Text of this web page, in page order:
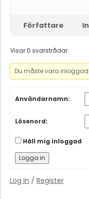
Författare
Visar 0 svarstrådar
Du måste vara
Användarnamn:
Lösenord:
Håll mig inloggad
Logga in
Log in / Register